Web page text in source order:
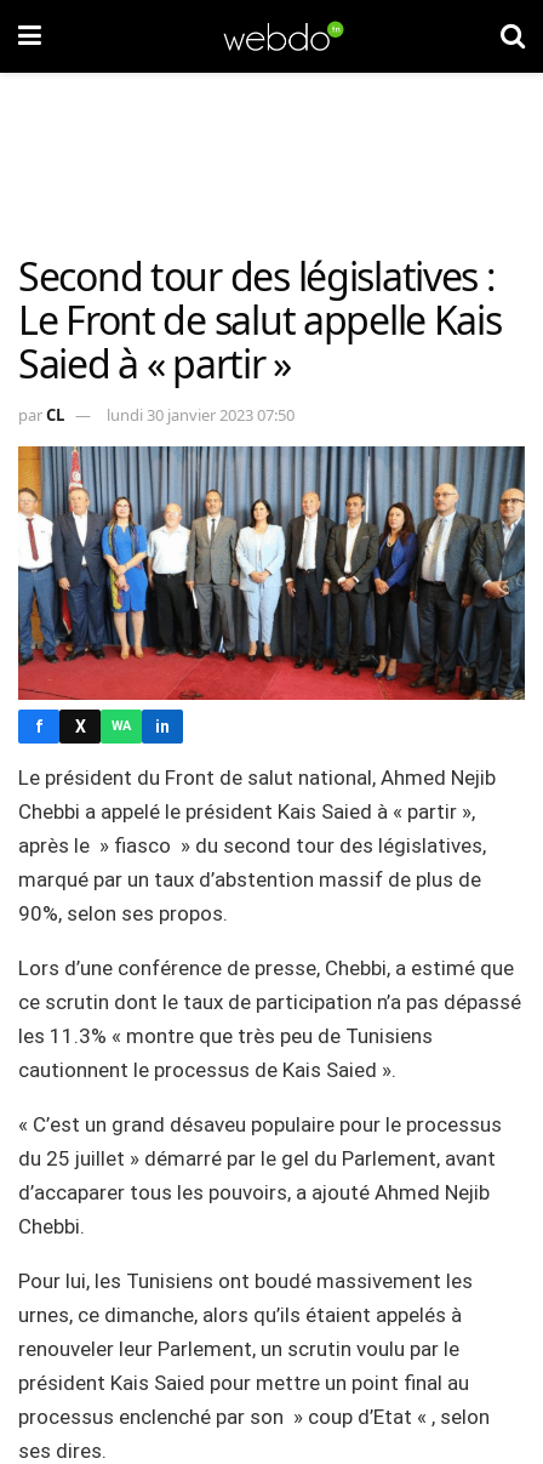
Second tour des législatives :
Le Front de salut appelle Kais
Saied à « partir »
parCL lundi 30 janvier 2023 07:50
f X WA in
Le président du Front de salut national, Ahmed Nejib
Chebbi a appelé le président Kais Saied à « partir »,
après le » fiasco » du second tour des législatives,
marqué par un taux d’abstention massif de plus de
90%, selon ses propos.
Lors d’une conférence de presse, Chebbi, a estimé que
ce scrutin dont le taux de participation n’a pas dépassé
les 11.3% « montre que très peu de Tunisiens
cautionnent le processus de Kais Saied ».
« C’est un grand désaveu populaire pour le processus
du 25 juillet » démarré par le gel du Parlement, avant
d’accaparer tous les pouvoirs, a ajouté Ahmed Nejib
Chebbi.
Pour lui, les Tunisiens ont boudé massivement les
urnes, ce dimanche, alors qu’ils étaient appelés à
renouveler leur Parlement, un scrutin voulu par le
président Kais Saied pour mettre un point final au
processus enclenché par son » coup d’Etat « , selon
ses dires.